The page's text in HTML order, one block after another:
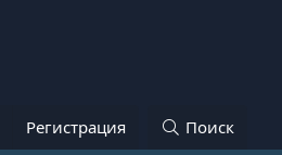
Регистрация Поиск